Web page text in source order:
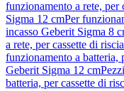
funzionamento a rete, per
Sigma 12 cmPer
incasso Geberit Sigma 8
a rete, per cassette di
funzionamento a batteria,
Geberit Sigma 12 cm
batteria, per cassette di